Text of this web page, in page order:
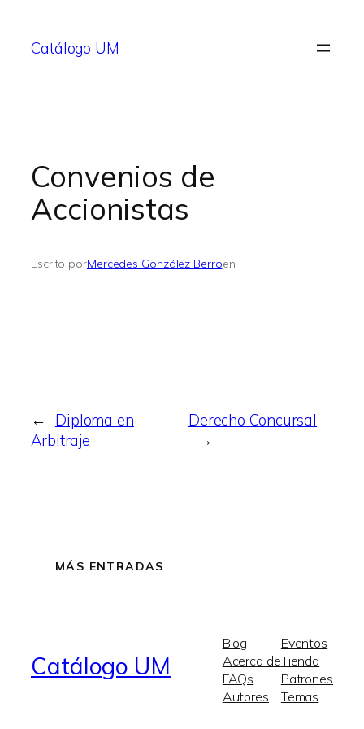
contenido
Catálogo UM
Convenios de
Accionistas
Escrito porMercedes González Berroen
←
Diploma en
Arbitraje
Derecho Concursal
→
MÁS ENTRADAS
Catálogo UM
Blog
Acerca de
FAQs
Autores
Eventos
Tienda
Patrones
Temas